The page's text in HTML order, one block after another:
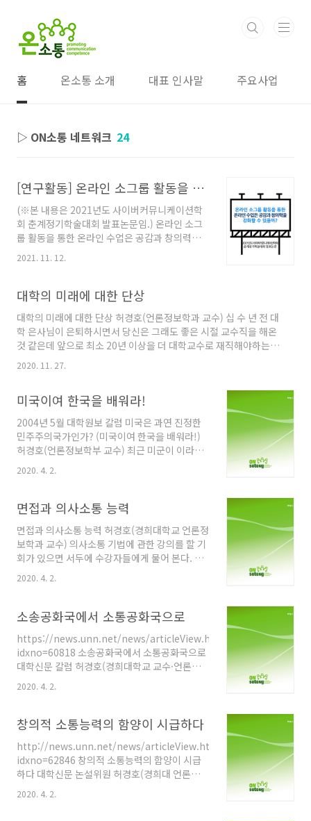
홈 온소통 소개 대표 인사말 주요사업
▷ ON소통 네트워크 24
[연구활동] 온라인 소그룹 활동을 통한 온라인 수업은 공감과 창의력을 강화할 수 있을까?_2021년도 사이버커뮤니케이션학회 춘계정기학술대회 발표논문
(※본 내용은 2021년도 사이버커뮤니케이션학
회 춘계정기학술대회 발표논문임.) 온라인 소그
룹 활동을 통한 온라인 수업은 공감과 창의력을
강화할 수 있을까? 허경호 (경희대학교 미디어학
과 교수) · 배수진 (경희대학교 연구원·단국대학
교수, 언론학 석사) 미래학자 토머스 프레이가
다고 하는데 이러한 예측이 사실로 나타날 수도
있다는 느낌이 코로나19로 인해 더 가까이 다가
왔기 때문이다 오진이 거의 없고 불철주야 지치
지 않고 친절하게 설명해주는 인공지능 의사를
2025년에는 의사 업무의 약 33%, 2030년에는
70%가 ..
2021. 11. 12.
대학의 미래에 대한 단상
대학의 미래에 대한 단상 허경호(언론정보학과 교수) 십 수 년 전 대
학 은사님이 은퇴하시면서 당신은 그래도 좋은 시절 교수직을 해온
것 같은데 앞으로 최소 20년 이상을 더 대학교수로 재직해야하는
젊은 교수들이 걱정된다는 말씀을 하셨다. 여러 가지 이유가 있었지
만 당신이 재직하시던 때와 비교해서 더욱 체계화되고 엄격해진 연
구실적평가, 학생들의 목소리가 훨씬 강해진 강의 평가, 늘어난 전
공 관련 학회지 수로 알 수 있는 지식의 폭발적 증가, 그리고 동결되
다시피 한 연봉 등을 말씀하셨던 것으로 기억한다. 이제 얼마 안 있
어 보따리를 쌀 필자도 대학의 미래를 생각하면 은사님이 걱정하시
던 것과는 차원이 다른 이유로 걱정이 되면서 마음이 무거워 진다.
자주 인용되듯이 미래학자 토마스 프레이가 2030년에 대학의 ..
2020. 11. 27.
미국이여 한국을 배워라!
2004년 5월 대학원보 칼럼 미국은 과연 진정한
민주주의국가인가? (미국이여 한국을 배워라!)
허경호(언론정보학부 교수) 최근 미군이 이라크
전쟁에서 포로가 된 이라크 사람들을 처절하게
학대 하여 국제사회의 비난을 사고 있다. 나는 이
안 알파요 오메가로 군림해온 미국이라는 나라가
면서 미국이라는 나라에 대해 가졌던 나의 생각
을 정리해 보고자한다. 먼저 현행 미국 선거제도
에서는 보통 50%를 밑도는 사람들이 투표에 참
여하는데 이런 낮은 선거 참여율을 보면서 오히
껏해야 전체국민의 20-30% 정도의 지지를 얻은
지도자나 정당..
2020. 4. 2.
면접과 의사소통 능력
면접과 의사소통 능력 허경호(경희대학교 언론정
보학과 교수) 의사소통 기법에 관한 강의를 할 기
회가 있으면 서두에 수강자들에게 물어 본다. 자
신이 조그만 벤쳐회사의 CEO이면서 신입사원을
선발해야하는 위치에 있는 경우, 어떤 요소를 가
직성, 인성, 성실성, 전문성, 친화력, 업무 추진력,
기획력, 판단력, 표현력, 재치, 위기 대처능력, 창
의력, 가치관, 영어능력, 컴퓨터 활용 능력, 대인
관계, 의사소통 능력 등과 같은 것을 꼽는다. 한
사람의 채용여부가 회사의 존립에 영향을 미치는
규모가 작은 회사인 경우 이같은 다양한 선발 기
어느 것을 가장 중요시 할 것인지에 ..
2020. 4. 2.
소송공화국에서 소통공화국으로
https://news.unn.net/news/articleView.html?
idxno=60818 소송공화국에서 소통공화국으로
대학신문 칼럼 허경호(경희대학교 교수·언론소
인 사찰의혹을 제기한 박원순 희망공작소 상임이
화체육관광부 장관이 김연아 선수의 귀국 환영장
면을 담은 동영상을 편집하여 올린 네티즌을 명
예훼손 혐의로 고소하여 구설수에 올랐다. 몇 일
전에는 또 이동관 청와대 홍보수석이 서울 봉은
사의 직영전환 과정에서 외압문제를 제기한 봉은
사 주지인 명진 스님을 명예훼손 혐의로 고소했
2020. 4. 2.
창의적 소통능력의 함양이 시급하다
http://news.unn.net/news/articleView.html?
idxno=62846 창의적 소통능력의 함양이 시급
하다 대학신문 논설위원 허경호(경희대 언론소통
래가 없을 만큼 눈부신 경제적 성장을 이루었다.
2020. 4. 2.